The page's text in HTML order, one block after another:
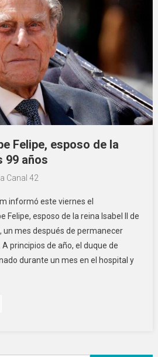
Felipe, esposo de la
99 años
Canal 42
informó este viernes el
Felipe, esposo de la reina Isabel II de
un mes después de permanecer
principios de año, el duque de
durante un mes en el hospital y